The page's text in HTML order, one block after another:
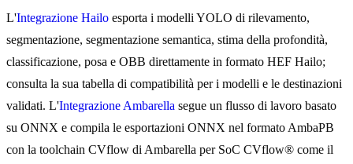
L'Integrazione Hailo esporta i modelli YOLO di rilevamento,
segmentazione, segmentazione semantica, stima della profondità,
classificazione, posa e OBB direttamente in formato HEF Hailo;
consulta la sua tabella di compatibilità per i modelli e le destinazioni
validati. L'Integrazione Ambarella segue un flusso di lavoro basato
su ONNX e compila le esportazioni ONNX nel formato AmbaPB
con la toolchain CVflow di Ambarella per SoC CVflow® come il